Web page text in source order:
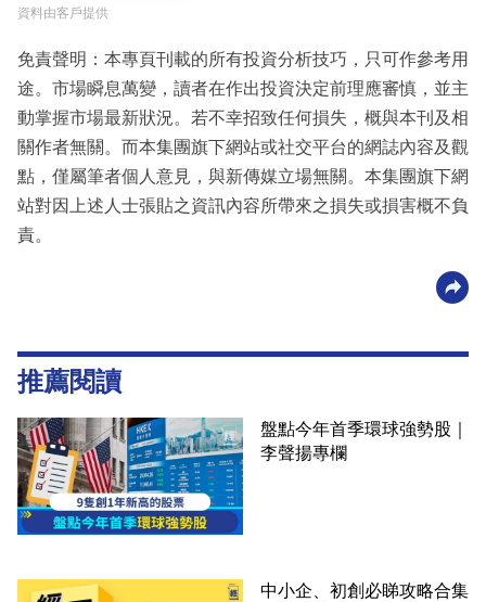
資料由客戶提供
免責聲明：本專頁刊載的所有投資分析技巧，只可作參考用
途。市場瞬息萬變，讀者在作出投資決定前理應審慎，並主
動掌握市場最新狀況。若不幸招致任何損失，概與本刊及相
關作者無關。而本集團旗下網站或社交平台的網誌內容及觀
點，僅屬筆者個人意見，與新傳媒立場無關。本集團旗下網
站對因上述人士張貼之資訊內容所帶來之損失或損害概不負
責。
推薦閱讀
盤點今年首季環球強勢股｜
李聲揚專欄
中小企、初創必睇攻略合集